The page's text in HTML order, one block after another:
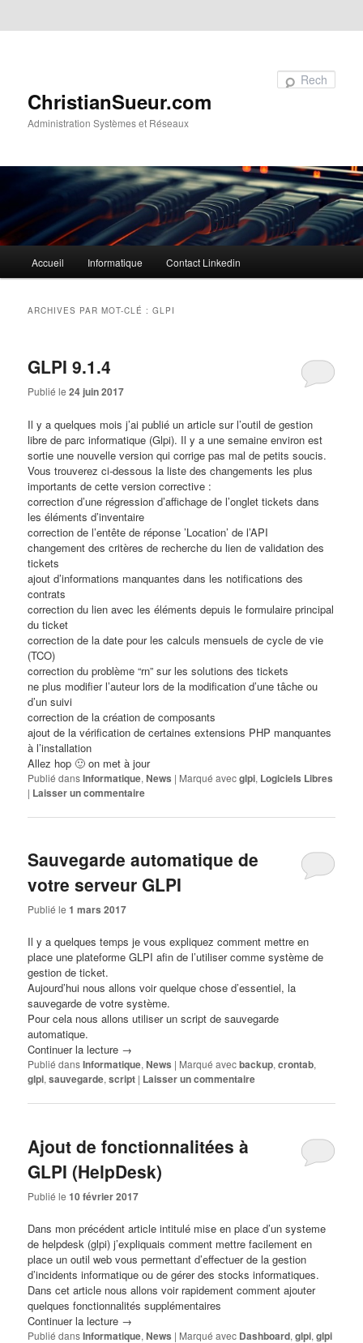
ChristianSueur.com
Administration Systèmes et Réseaux
principalAccueil Informatique Contact Linkedin
ARCHIVES PAR MOT-CLÉ :GLPI
GLPI 9.1.4
Publié le24 juin 2017
Il y a quelques mois j’ai publié un article sur l’outil de gestion
libre de parc informatique (Glpi). Il y a une semaine environ est
sortie une nouvelle version qui corrige pas mal de petits soucis.
Vous trouverez ci-dessous la liste des changements les plus
importants de cette version corrective :
correction d’une régression d’affichage de l’onglet tickets dans
les éléments d’inventaire
correction de l’entête de réponse ’Location’ de l’API
changement des critères de recherche du lien de validation des
tickets
ajout d’informations manquantes dans les notifications des
contrats
correction du lien avec les éléments depuis le formulaire principal
du ticket
correction de la date pour les calculs mensuels de cycle de vie
(TCO)
correction du problème “rn” sur les solutions des tickets
ne plus modifier l’auteur lors de la modification d’une tâche ou
d’un suivi
correction de la création de composants
ajout de la vérification de certaines extensions PHP manquantes
à l’installation
Allez hop 🙂 on met à jour
Publié dansInformatique,News | Marqué avecglpi, Logiciels Libres
| Laisser un commentaire
Sauvegarde automatique de
votre serveur GLPI
Publié le1 mars 2017
Il y a quelques temps je vous expliquez comment mettre en
place une plateforme GLPI afin de l’utiliser comme système de
gestion de ticket.
Aujourd’hui nous allons voir quelque chose d’essentiel, la
sauvegarde de votre système.
Pour cela nous allons utiliser un script de sauvegarde
automatique.
Continuer la lecture →
Publié dansInformatique,News | Marqué avecbackup,crontab,
glpi,sauvegarde,script | Laisser un commentaire
Ajout de fonctionnalitées à
GLPI (HelpDesk)
Publié le10 février 2017
Dans mon précédent article intitulé mise en place d’un systeme
de helpdesk (glpi) j’expliquais comment mettre facilement en
place un outil web vous permettant d’effectuer de la gestion
d’incidents informatique ou de gérer des stocks informatiques.
Dans cet article nous allons voir rapidement comment ajouter
quelques fonctionnalités supplémentaires
Continuer la lecture →
Publié dansInformatique,News | Marqué avec Dashboard,glpi,glpi